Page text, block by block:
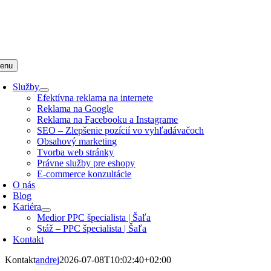
Služby
Efektívna reklama na internete
Reklama na Google
Reklama na Facebooku a Instagrame
SEO – Zlepšenie pozícií vo vyhľadávačoch
Obsahový marketing
Tvorba web stránky
Právne služby pre eshopy
E-commerce konzultácie
O nás
Blog
Kariéra
Medior PPC špecialista | Šaľa
Stáž – PPC špecialista | Šaľa
Kontakt
Kontaktandrej2026-07-08T10:02:40+02:00